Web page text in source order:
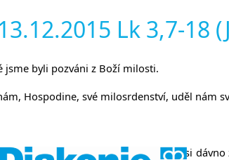
církve
a
Lk 3,7-18
byli pozváni z Boží milosti.
Hospodine, své milosrdenství, uděl nám
Putujeme stejně jako Tvůj lid kdysi